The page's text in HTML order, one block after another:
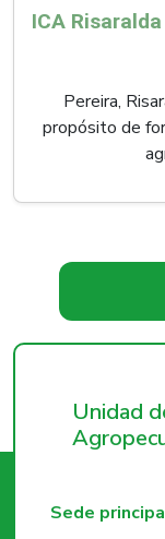
Pereira,
propósito de
Unidad
Sede